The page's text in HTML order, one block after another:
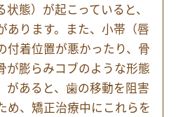
態）が起こっていると、
あります。また、小帯（唇
付着位置が悪かったり、骨
が膨らみコブのような形態
があると、歯の移動を阻害
め、矯正治療中にこれらを